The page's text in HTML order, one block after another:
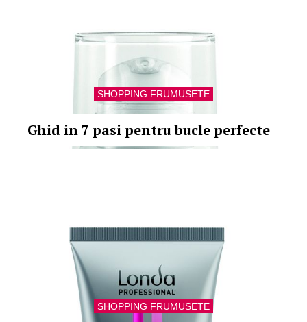
SHOPPING FRUMUSETE
Ghid in 7 pasi pentru bucle perfecte
SHOPPING FRUMUSETE